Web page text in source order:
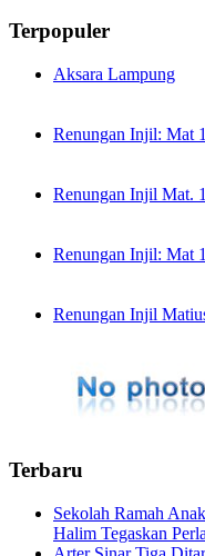
Terpopuler
Aksara Lampung
Renungan Injil: Mat
Renungan Injil Mat.
Renungan Injil: Mat
Renungan Injil
Terbaru
Sekolah Ramah
Halim Tegaskan